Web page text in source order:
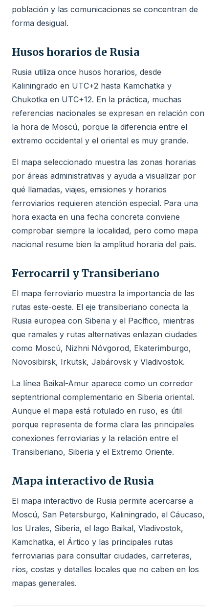
población y las comunicaciones se concentran de
forma desigual.
Husos horarios de Rusia
Rusia utiliza once husos horarios, desde
Kaliningrado en UTC+2 hasta Kamchatka y
Chukotka en UTC+12. En la práctica, muchas
referencias nacionales se expresan en relación con
la hora de Moscú, porque la diferencia entre el
extremo occidental y el oriental es muy grande.
El mapa seleccionado muestra las zonas horarias
por áreas administrativas y ayuda a visualizar por
qué llamadas, viajes, emisiones y horarios
ferroviarios requieren atención especial. Para una
hora exacta en una fecha concreta conviene
comprobar siempre la localidad, pero como mapa
nacional resume bien la amplitud horaria del país.
Ferrocarril y Transiberiano
El mapa ferroviario muestra la importancia de las
rutas este-oeste. El eje transiberiano conecta la
Rusia europea con Siberia y el Pacífico, mientras
que ramales y rutas alternativas enlazan ciudades
como Moscú, Nizhni Nóvgorod, Ekaterimburgo,
Novosibirsk, Irkutsk, Jabárovsk y Vladivostok.
La línea Baikal-Amur aparece como un corredor
septentrional complementario en Siberia oriental.
Aunque el mapa está rotulado en ruso, es útil
porque representa de forma clara las principales
conexiones ferroviarias y la relación entre el
Transiberiano, Siberia y el Extremo Oriente.
Mapa interactivo de Rusia
El mapa interactivo de Rusia permite acercarse a
Moscú, San Petersburgo, Kaliningrado, el Cáucaso,
los Urales, Siberia, el lago Baikal, Vladivostok,
Kamchatka, el Ártico y las principales rutas
ferroviarias para consultar ciudades, carreteras,
ríos, costas y detalles locales que no caben en los
mapas generales.